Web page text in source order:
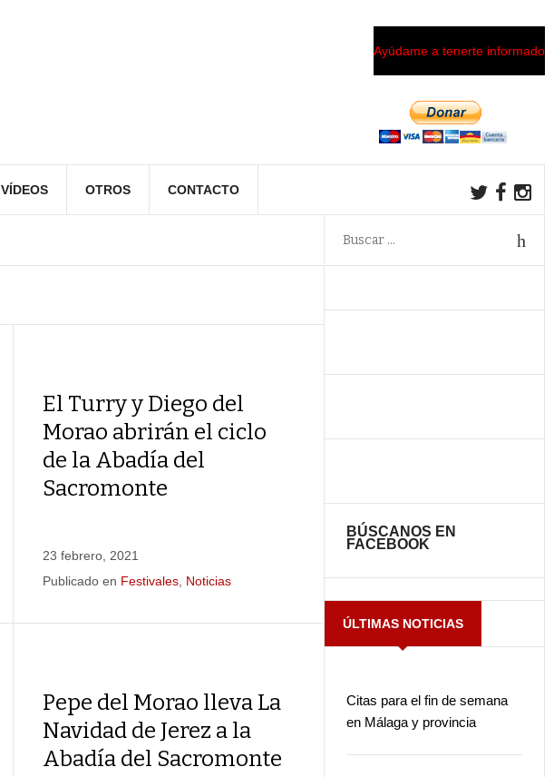
Ayúdame a tenerte informado
VÍDEOS OTROS CONTACTO
El Turry y Diego del
Morao abrirán el ciclo
de la Abadía del
Sacromonte
23 febrero, 2021
Publicado en Festivales Noticias
Pepe del Morao lleva La
Navidad de Jerez a la
Abadía del Sacromonte
BÚSCANOS EN
FACEBOOK
ÚLTIMAS NOTICIAS
Citas para el fin de semana
en Málaga y provincia